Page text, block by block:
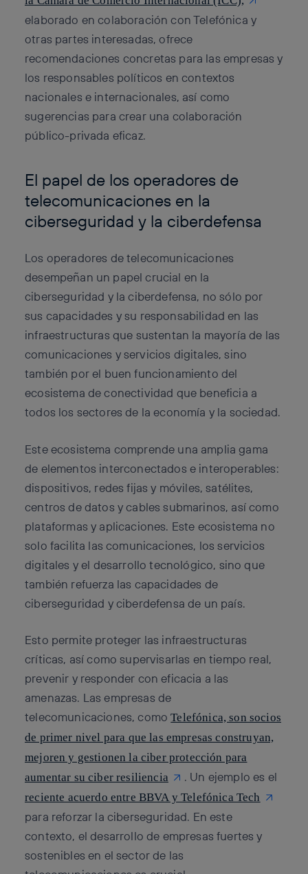
elaborado en colaboración con Telefónica y
otras partes interesadas, ofrece
recomendaciones concretas para las empresas y
los responsables políticos en contextos
nacionales e internacionales, así como
sugerencias para crear una colaboración
público-privada eficaz.
El papel de los operadores de
telecomunicaciones en la
ciberseguridad y la ciberdefensa
Los operadores de telecomunicaciones
desempeñan un papel crucial en la
ciberseguridad y la ciberdefensa, no sólo por
sus capacidades y su responsabilidad en las
infraestructuras que sustentan la mayoría de las
comunicaciones y servicios digitales, sino
también por el buen funcionamiento del
ecosistema de conectividad que beneficia a
todos los sectores de la economía y la sociedad.
Este ecosistema comprende una amplia gama
de elementos interconectados e interoperables:
dispositivos, redes fijas y móviles, satélites,
centros de datos y cables submarinos, así como
plataformas y aplicaciones. Este ecosistema no
solo facilita las comunicaciones, los servicios
digitales y el desarrollo tecnológico, sino que
también refuerza las capacidades de
ciberseguridad y ciberdefensa de un país.
Esto permite proteger las infraestructuras
críticas, así como supervisarlas en tiempo real,
prevenir y responder con eficacia a las
amenazas. Las empresas de
telecomunicaciones, comoTelefónica, son socios
de primer nivel para que las empresas construyan,
mejoren y gestionen la ciber protección para
aumentar su ciber resiliencia
. Un ejemplo es el
reciente acuerdo entre BBVA y Telefónica Tech
para reforzar la ciberseguridad. En este
contexto, el desarrollo de empresas fuertes y
sostenibles en el sector de las